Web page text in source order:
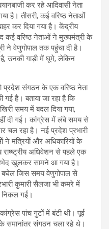
कर रहे आदिवासी नेता
है। तीसरी, कई वरिष्ठ नेताओं
कर दिया गया है। केंद्रीय
कई वरिष्ठ नेताओं ने मुख्यमंत्री के
ने वेणुगोपाल तक पहुंचा दी है।
उनकी गाड़ी में घूमे, लेकिन
प्रदेश संगठन के एक वरिष्ठ नेता
गई है। बताया जा रहा है कि
समय में बदल दिया गया,
दी गई। कांग्रेस में लंबे समय से
चल रहा है। नई प्रदेश प्रभारी
मंत्रियोें और अधिकारियों के
अधिवेशन से पहले एक
खुलकर सामने आ गया है।
बघेल जिस समय वेणुगोपाल से
कुमारी सैलजा भी कमरे में
निकल गईं।
पांच गुटों में बंटी थी। पूर्व
समानांतर संगठन चला रहे थे।